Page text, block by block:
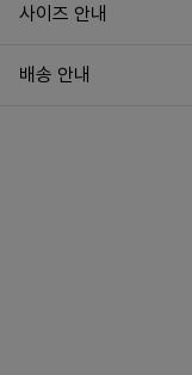
사이즈 안내
배송 안내